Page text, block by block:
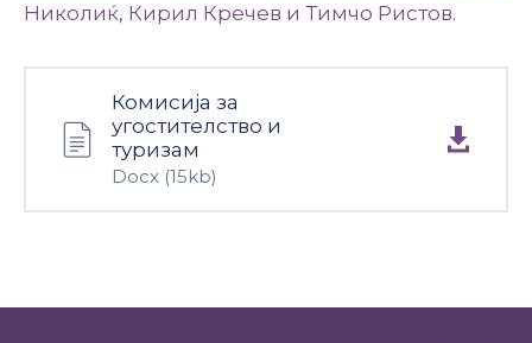
Услуги
Туризам
Николиќ, Кирил Кречев и Тимчо Ристов.
Комисија за
угостителство и
туризам
Docx (15kb)